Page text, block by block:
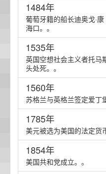
1484年
葡萄牙籍的船长迪奥戈·
海口。。
1535年
英国空想社会主义者托马
头处死。。
1560年
苏格兰与英格兰签定爱丁
1785年
美元被选为美国的法定货
1854年
美国共和党成立。。